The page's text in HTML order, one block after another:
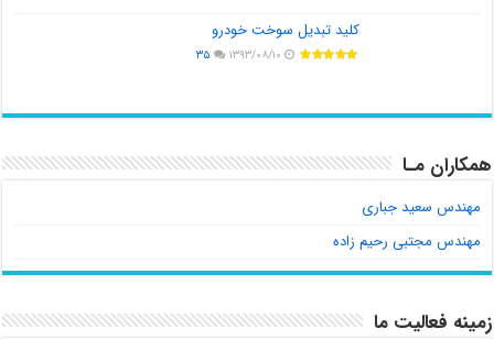
کلید تبدیل سوخت خودرو
۱۳۹۳/۰۸/۱۰ ۳۵
همکاران مـا
مهندس سعید جباری
مهندس مجتبی رحیم زاده
زمینه فعالیت ما